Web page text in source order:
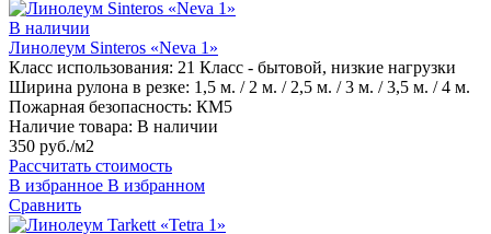
В наличии
Линолеум Sinteros «Neva 1»
Класс использования: 21 Класс - бытовой, низкие нагрузки
Ширина рулона в резке: 1,5 м. / 2 м. / 2,5 м. / 3 м. / 3,5 м. / 4 м.
Пожарная безопасность: КМ5
Наличие товара: В наличии
350 руб./м2
Рассчитать стоимость
В избранное В избранном
Сравнить